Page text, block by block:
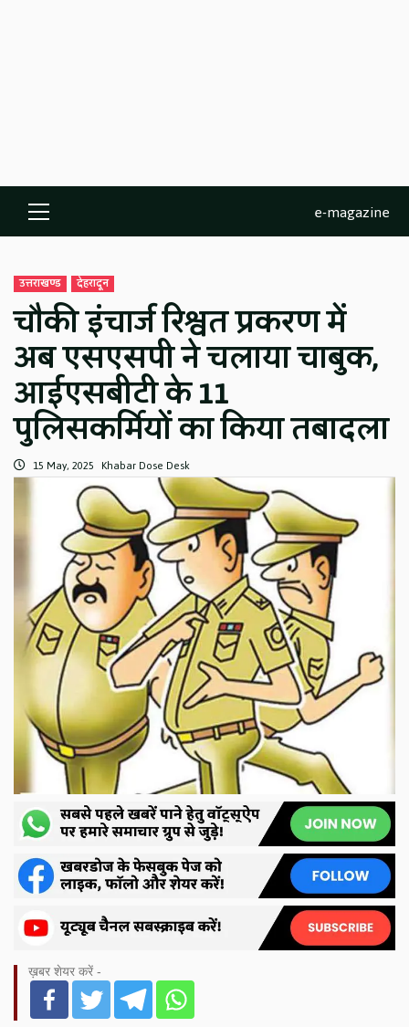
Primary
Menu
e-magazine
उत्तराखण्ड देहरादून
चौकी इंचार्ज रिश्वत प्रकरण में
अब एसएसपी ने चलाया चाबुक,
आईएसबीटी के 11
पुलिसकर्मियों का किया तबादला
15 May, 2025 Khabar Dose Desk
ख़बर शेयर करें -